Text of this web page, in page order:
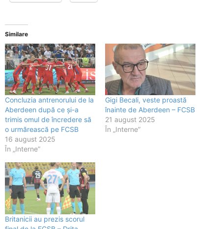
Similare
Concluzia antrenorului de la
Aberdeen după ce și-a
trimis omul de încredere să
o urmărească pe FCSB
16 august 2025
În „Interne”
Gigi Becali, veste proastă
înainte de Aberdeen – FCSB
21 august 2025
În „Interne”
Britanicii au prezis scorul